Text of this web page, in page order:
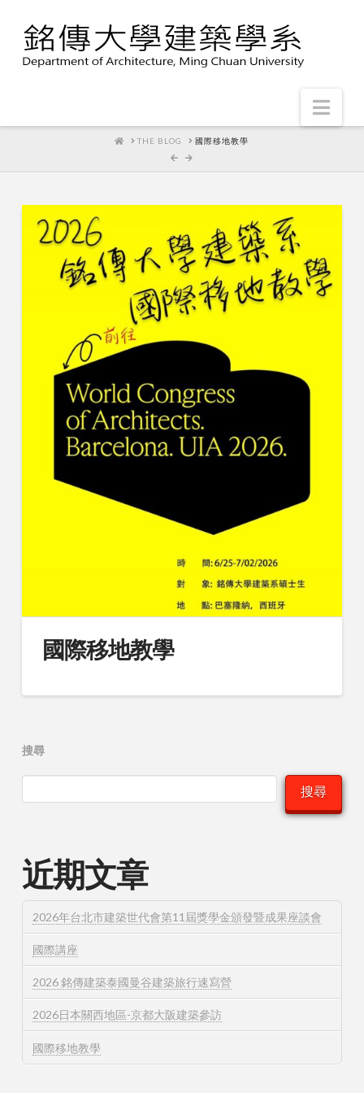
HOME
THE BLOG 國際移地教學
國際移地教學
搜尋
搜尋
近期文章
2026年台北市建築世代會第11屆獎學金頒發暨成果座談會
國際講座
2026 銘傳建築泰國曼谷建築旅行速寫營
2026日本關西地區-京都大阪建築參訪
國際移地教學